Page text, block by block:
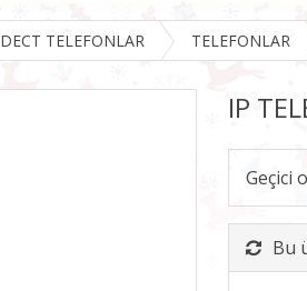
DECT TELEFONLAR TELEFONLAR
IP
Geçici
Bu